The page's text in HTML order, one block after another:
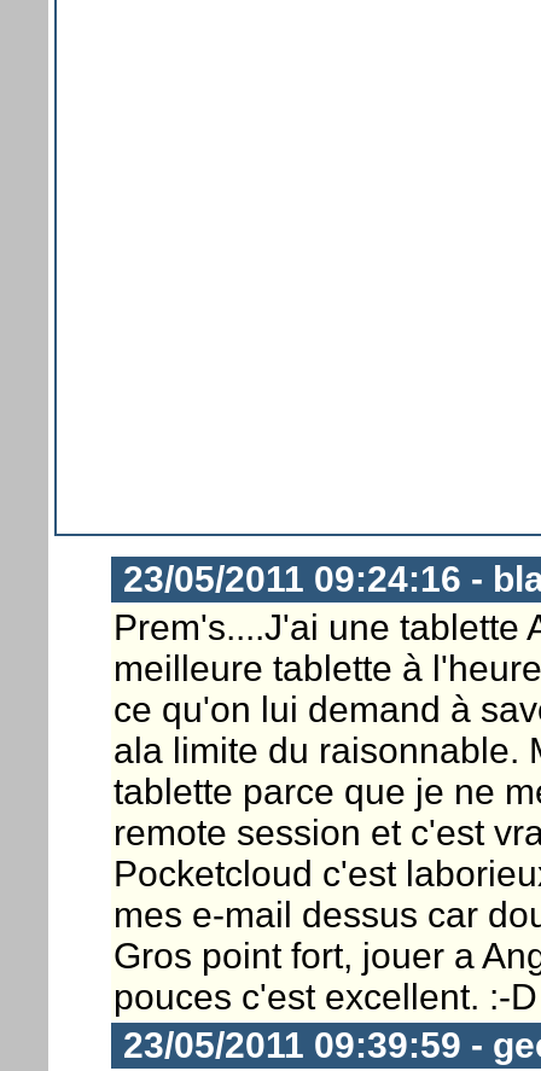
23/05/2011 09:24:16 -
Prem's....J'ai une tablette
meilleure tablette à
ce qu'on lui demand à
ala limite du raisonnable.
tablette parce que je ne
remote session et c'est
Pocketcloud c'est
mes e-mail dessus car
Gros point fort, jouer a
pouces c'est excellent. :-D
23/05/2011 09:39:59 -